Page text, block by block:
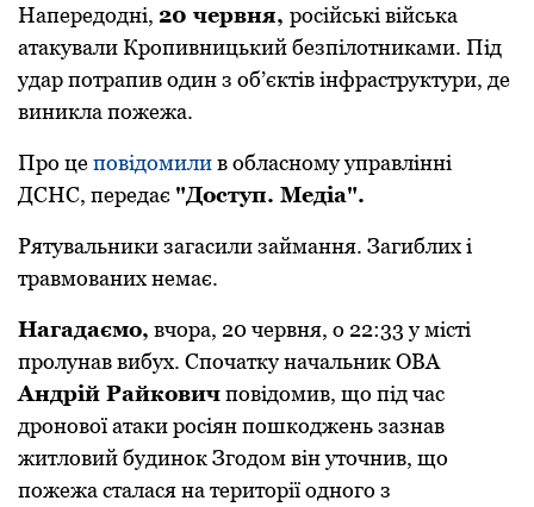
Напередодні, 20 червня, російські війська
атакували Кропивницький безпілотниками. Під
удар потрапив один з об’єктів інфраструктури, де
виникла пожежа.
Про цеповідомилив обласному управлінні
ДСНС, передає "Доступ. Медіа".
Рятувальники загасили займання. Загиблих і
травмованих немає.
Нагадаємо, вчора, 20 червня, о 22:33 у місті
пролунав вибух. Спочатку начальник ОВА
Андрій Райковичповідомив, що під час
дронової атаки росіян пошкоджень зазнав
житловий будинок Згодом він уточнив, що
пожежа сталася на території одного з